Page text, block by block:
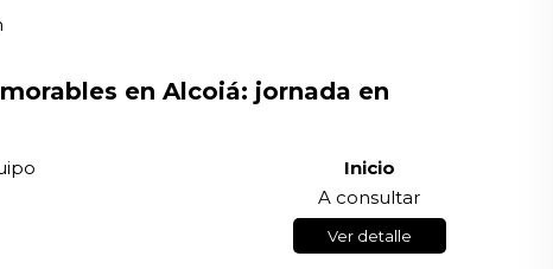
en Alcoiá: jornada en
Inicio
A consultar
Ver detalle